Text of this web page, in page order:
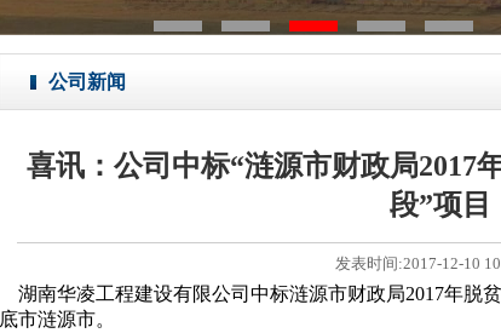
公司新闻
喜讯：公司中标“涟源市财政局2017
段”项目
发表时间:2017-12-10
湖南华凌工程建设有限公司中标涟源市财政局2017年脱
底市涟源市。